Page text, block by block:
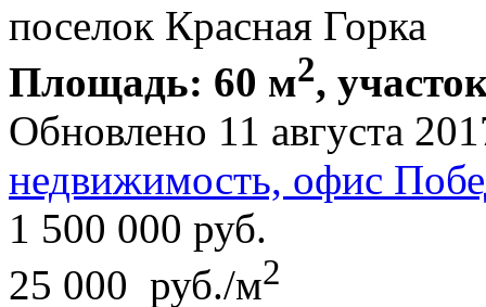
поселок Красная Горка
Площадь: 60 м2,
Обновлено 11 августа
недвижимость, офис
1 500 000 руб.
25 000 руб./м2